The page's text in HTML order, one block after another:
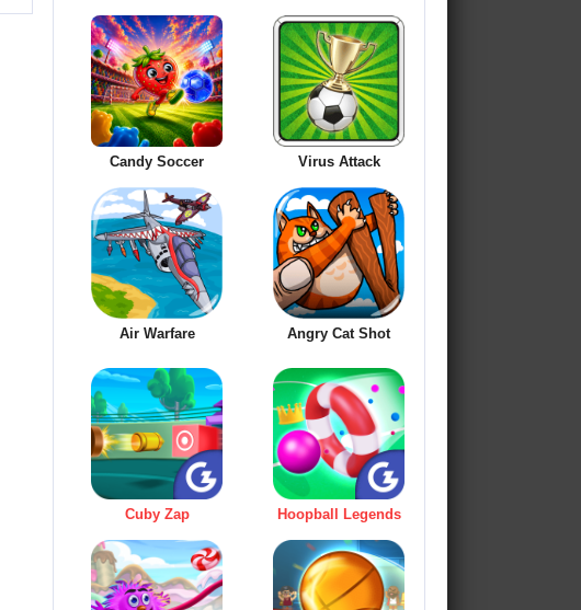
Candy Soccer Virus Attack
Air Warfare Angry Cat Shot
Cuby Zap Hoopball Legends